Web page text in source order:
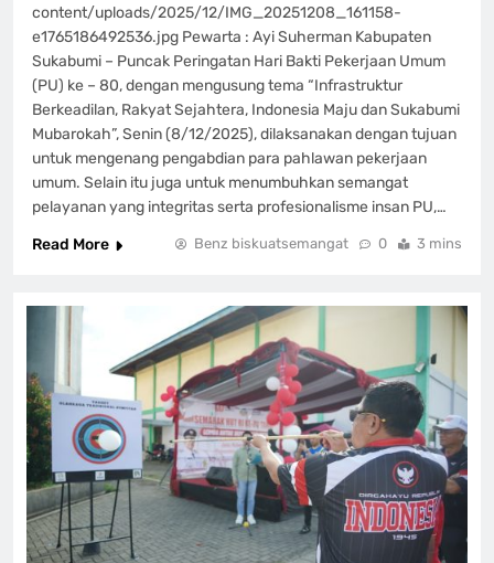
content/uploads/2025/12/IMG_20251208_161158-
e1765186492536.jpg Pewarta : Ayi Suherman Kabupaten
Sukabumi – Puncak Peringatan Hari Bakti Pekerjaan Umum
(PU) ke – 80, dengan mengusung tema “Infrastruktur
Berkeadilan, Rakyat Sejahtera, Indonesia Maju dan Sukabumi
Mubarokah”, Senin (8/12/2025), dilaksanakan dengan tujuan
untuk mengenang pengabdian para pahlawan pekerjaan
umum. Selain itu juga untuk menumbuhkan semangat
pelayanan yang integritas serta profesionalisme insan PU,…
Read More
Benz biskuatsemangat 0 3 mins